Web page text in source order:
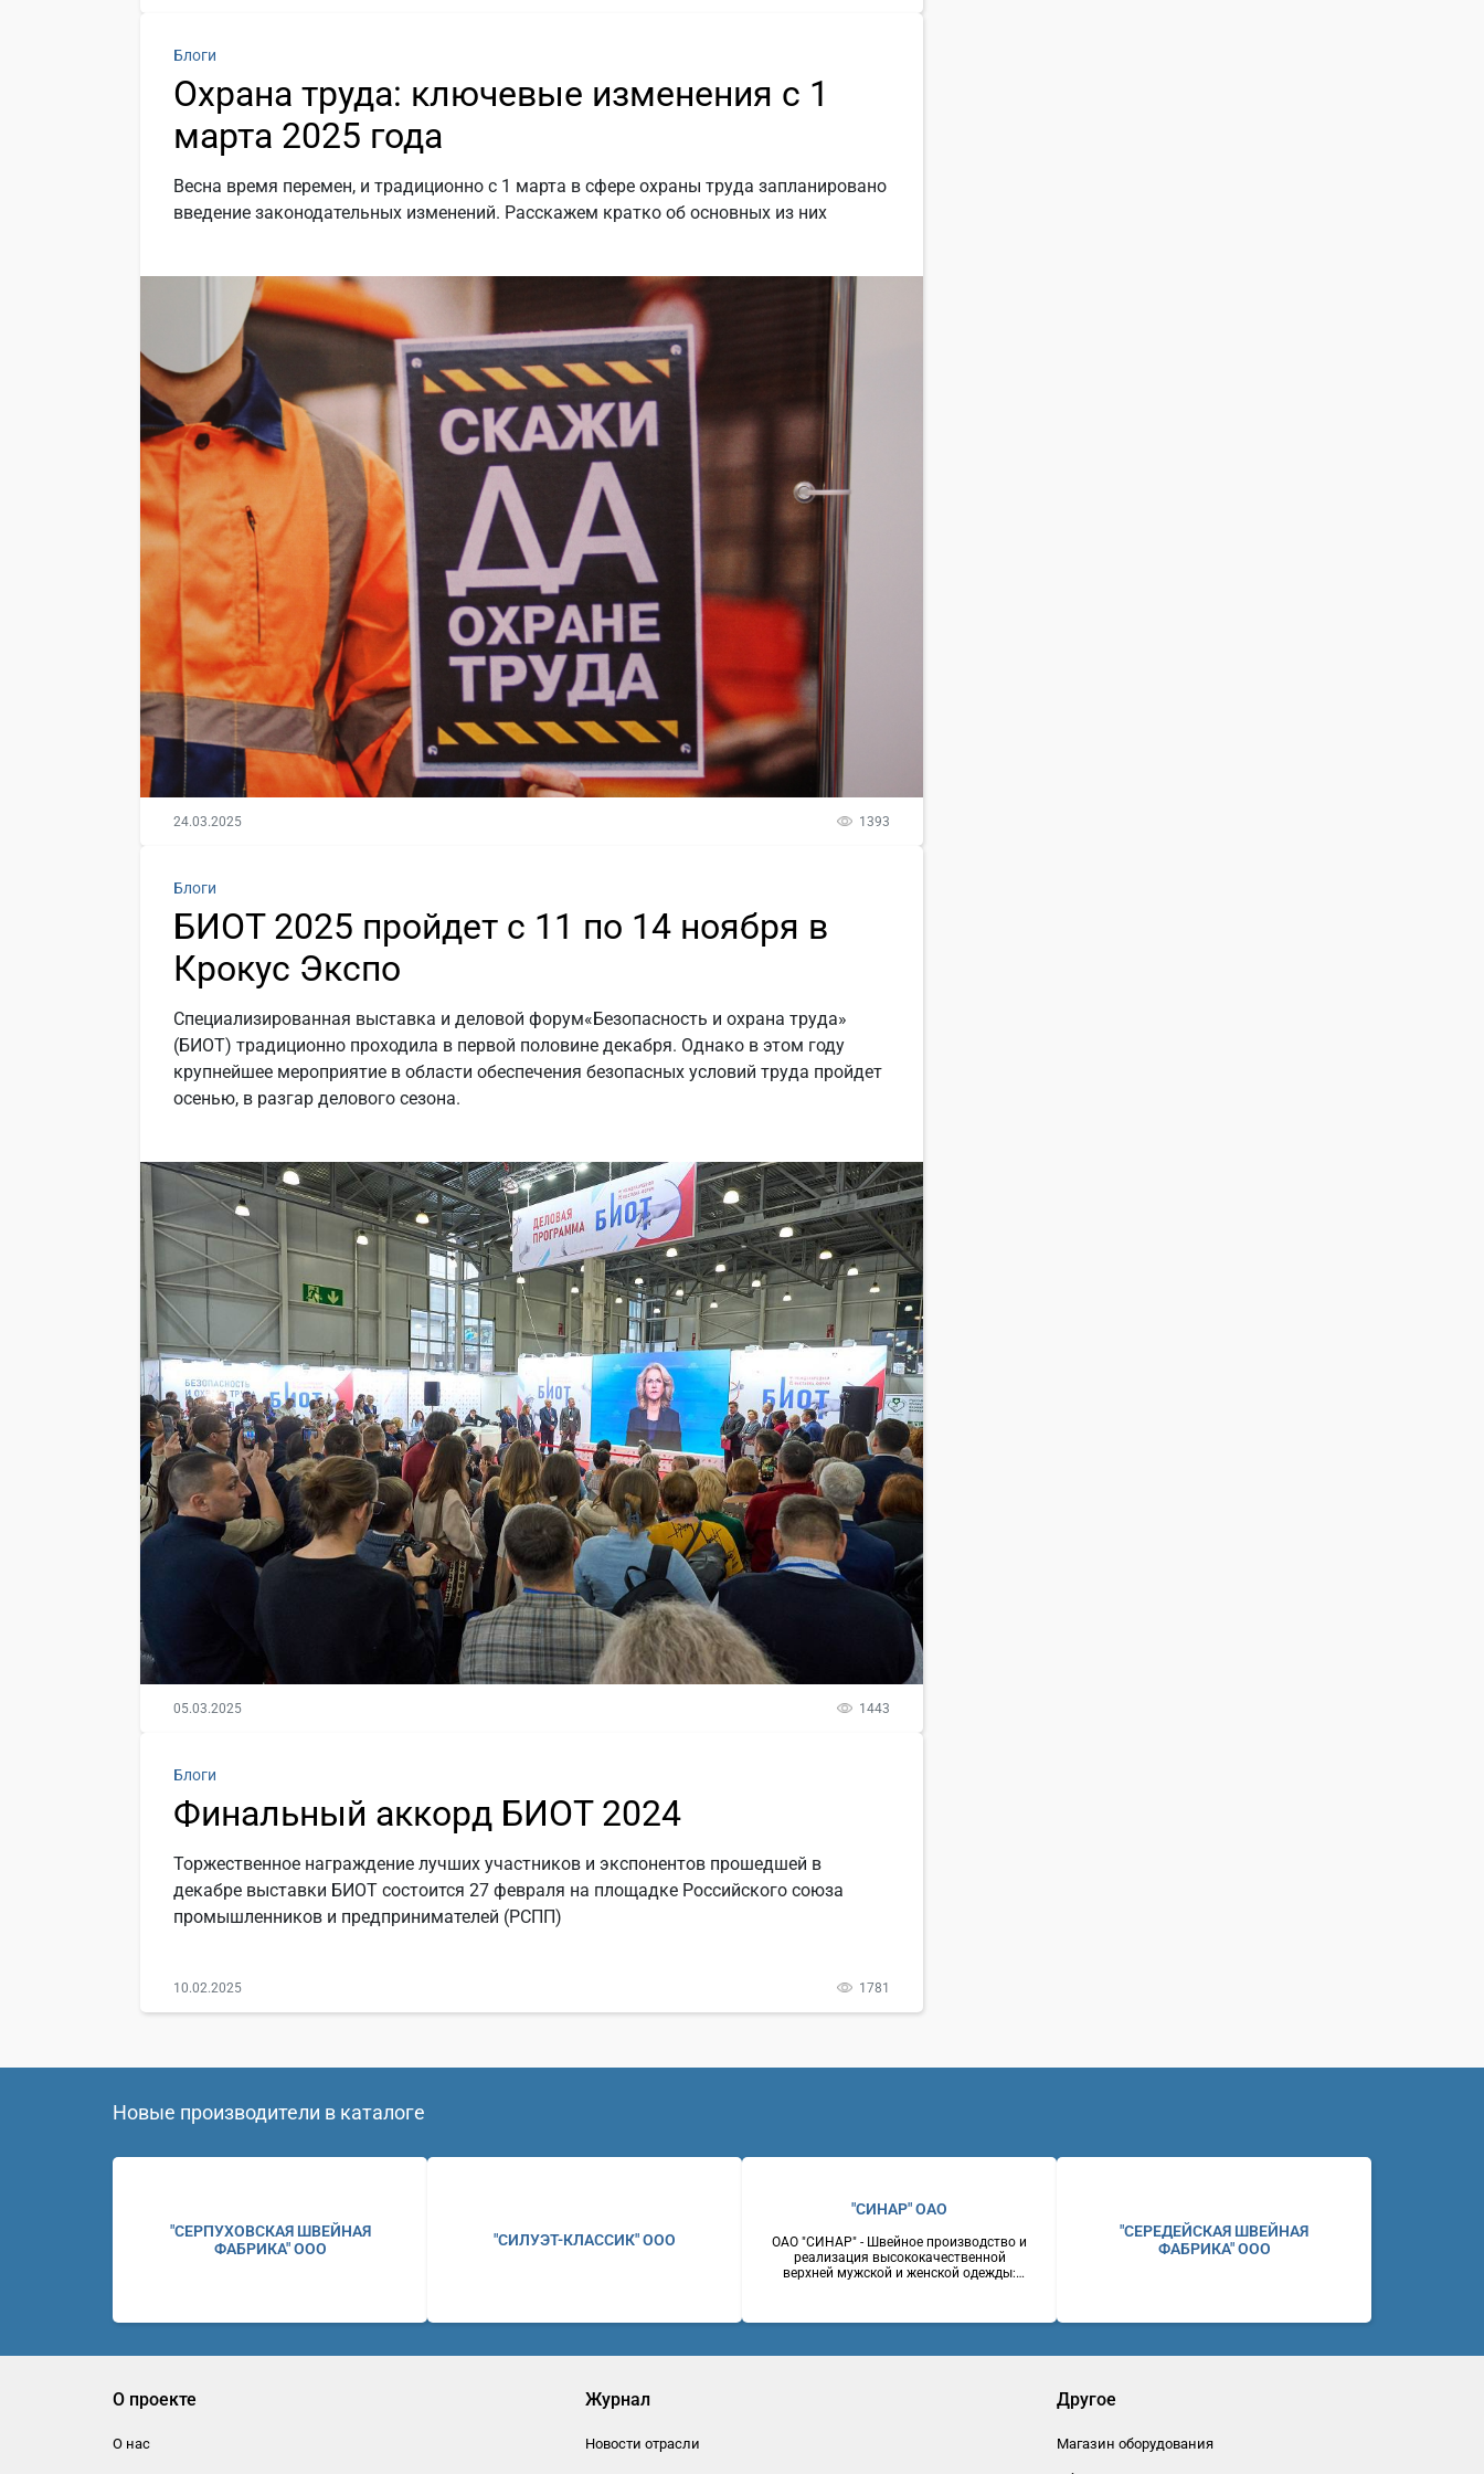
Блоги
Охрана труда: ключевые изменения с 1
марта 2025 года
Весна время перемен, и традиционно с 1 марта в сфере охраны труда запланировано
введение законодательных изменений. Расскажем кратко об основных из них
24.03.2025 1393
Блоги
БИОТ 2025 пройдет с 11 по 14 ноября в
Крокус Экспо
Специализированная выставка и деловой форум«Безопасность и охрана труда»
(БИОТ) традиционно проходила в первой половине декабря. Однако в этом году
крупнейшее мероприятие в области обеспечения безопасных условий труда пройдет
осенью, в разгар делового сезона.
05.03.2025 1443
Блоги
Финальный аккорд БИОТ 2024
Торжественное награждение лучших участников и экспонентов прошедшей в
декабре выставки БИОТ состоится 27 февраля на площадке Российского союза
промышленников и предпринимателей (РСПП)
10.02.2025 1781
Новые производители в каталоге
"СЕРПУХОВСКАЯ ШВЕЙНАЯ
ФАБРИКА" ООО
"СИЛУЭТ-КЛАССИК" ООО
"СИНАР" ОАО
ОАО "СИНАР" - Швейное производство и
реализация высококачественной
верхней мужской и женской одежды:
"СЕРЕДЕЙСКАЯ ШВЕЙНАЯ
ФАБРИКА" ООО
О проекте
О нас
Журнал
Новости отрасли
Другое
Магазин оборудования